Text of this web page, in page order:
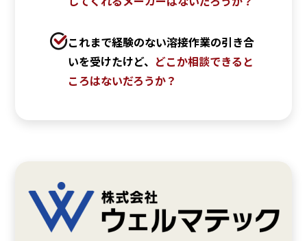
これまで経験のない溶接作業の引き合
いを受けたけど、 どこか相談できると
ころはないだろうか？